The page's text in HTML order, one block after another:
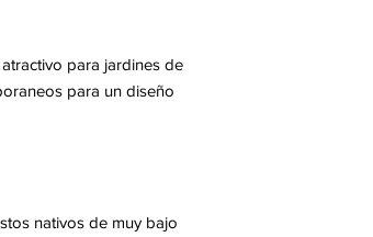
para jardines de
para un diseño
nativos de muy bajo